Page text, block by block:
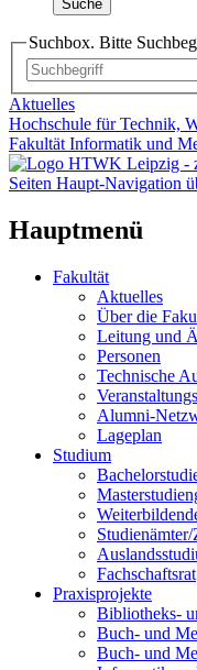
Suche
Suchbox. Bitte
Aktuelles
Hochschule für Technik,
Fakultät Informatik und
Seiten Haupt-Navigation
Hauptmenü
Fakultät
Aktuelles
Über die
Leitung und
Personen
Technische
Alumni-
Lageplan
Studium
Fachschaftsrat
Praxisprojekte
Bibliotheks-
Buch- und
Buch- und